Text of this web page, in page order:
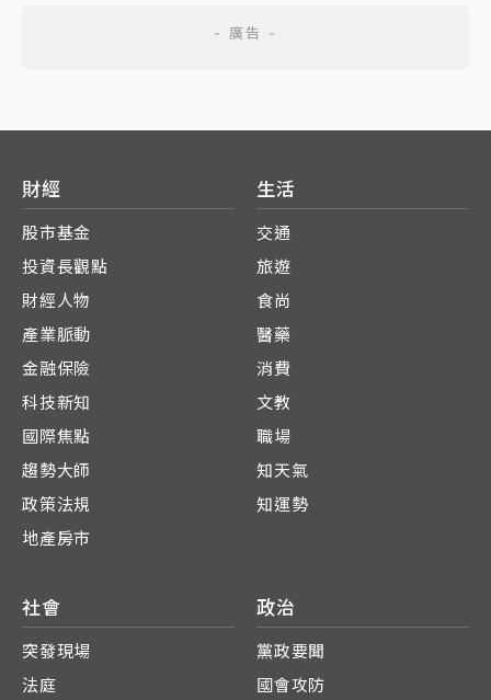
財經
股市基金
投資長觀點
財經人物
產業脈動
金融保險
科技新知
國際焦點
趨勢大師
政策法規
地產房市
生活
交通
旅遊
食尚
醫藥
消費
文教
職場
知天氣
知運勢
社會
突發現場
法庭
政治
黨政要聞
國會攻防